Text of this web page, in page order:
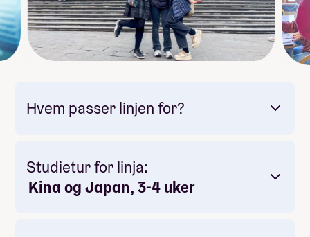
Trykk «Søk på linja» og opplev Asia fra innsiden – ekte
Hvem passer linjen for?
Studietur for linja:
Kina og Japan, 3-4 uker